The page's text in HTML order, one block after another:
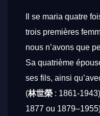
Il se maria quatre
trois premières
nous n’avons que
Sa quatrième
ses fils, ainsi
(林世榮 : 1861-
1877 ou